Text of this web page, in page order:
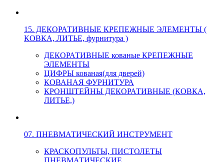
15. ДЕКОРАТИВНЫЕ КРЕПЕЖНЫЕ ЭЛЕМЕНТЫ (
КОВКА, ЛИТЬЕ, фурнитура )
ДЕКОРАТИВНЫЕ кованые КРЕПЕЖНЫЕ
ЭЛЕМЕНТЫ
ЦИФРЫ кованая(для дверей)
КОВАНАЯ ФУРНИТУРА
КРОНШТЕЙНЫ ДЕКОРАТИВНЫЕ (КОВКА,
ЛИТЬЕ,)
07. ПНЕВМАТИЧЕСКИЙ ИНСТРУМЕНТ
КРАСКОПУЛЬТЫ, ПИСТОЛЕТЫ
ПНЕВМАТИЧЕСКИЕ